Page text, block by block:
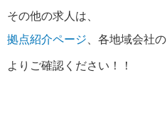
その他の求人は、
拠点紹介ページ 、各地域会社の
よりご確認ください！！